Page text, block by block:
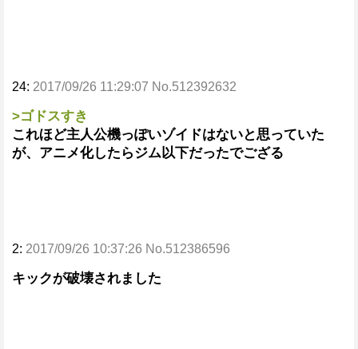
24: 2017/09/26 11:29:07 No.512392632
>ゴドスすき
これほど主人公機っぽいゾイドはないと思っていた
が、アニメ化したらジム以下だったでござる
2: 2017/09/26 10:37:26 No.512386596
キックが破壊されました